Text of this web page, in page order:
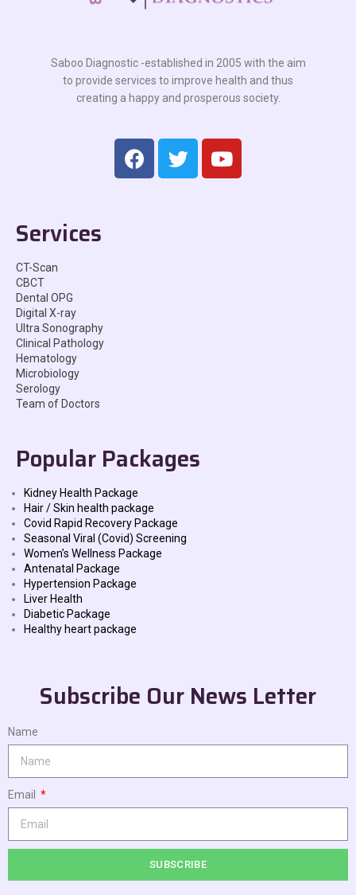
Saboo Diagnostic -established in 2005 with the aim
to provide services to improve health and thus
creating a happy and prosperous society.
Services
CT-Scan
CBCT
Dental OPG
Digital X-ray
Ultra Sonography
Clinical Pathology
Hematology
Microbiology
Serology
Team of Doctors
Popular Packages
Kidney Health Package
Hair / Skin health package
Covid Rapid Recovery Package
Seasonal Viral (Covid) Screening
Women’s Wellness Package
Antenatal Package
Hypertension Package
Liver Health
Diabetic Package
Healthy heart package
Subscribe Our News Letter
Name
Email
SUBSCRIBE